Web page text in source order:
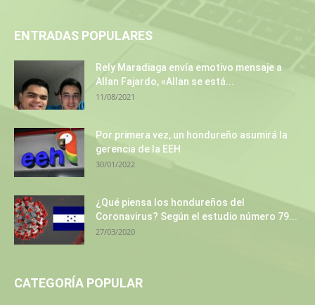
ENTRADAS POPULARES
Rely Maradiaga envía emotivo mensaje a
Allan Fajardo, «Allan se está...
11/08/2021
Por primera vez, un hondureño asumirá la
gerencia de la EEH
30/01/2022
¿Qué piensa los hondureños del
Coronavirus? Según el estudio número 79...
27/03/2020
CATEGORÍA POPULAR